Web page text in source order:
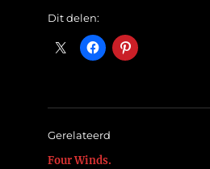
Dit delen:
Gerelateerd
Four Winds.